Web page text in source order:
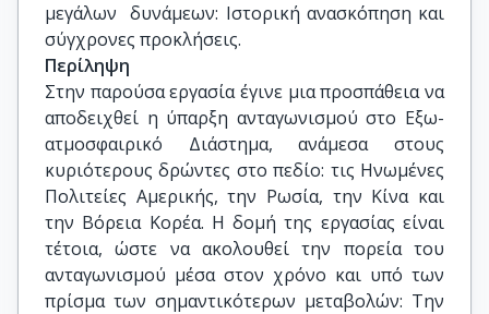
μεγάλων  δυνάμεων: Ιστορική ανασκόπηση και
σύγχρονες προκλήσεις.
Περίληψη
Στην παρούσα εργασία έγινε μια προσπάθεια να
αποδειχθεί η ύπαρξη ανταγωνισμού στο Εξω-
ατμοσφαιρικό Διάστημα, ανάμεσα στους
κυριότερους δρώντες στο πεδίο: τις Ηνωμένες
Πολιτείες Αμερικής, την Ρωσία, την Κίνα και
την Βόρεια Κορέα. Η δομή της εργασίας είναι
τέτοια, ώστε να ακολουθεί την πορεία του
ανταγωνισμού μέσα στον χρόνο και υπό των
πρίσμα των σημαντικότερων μεταβολών: Την